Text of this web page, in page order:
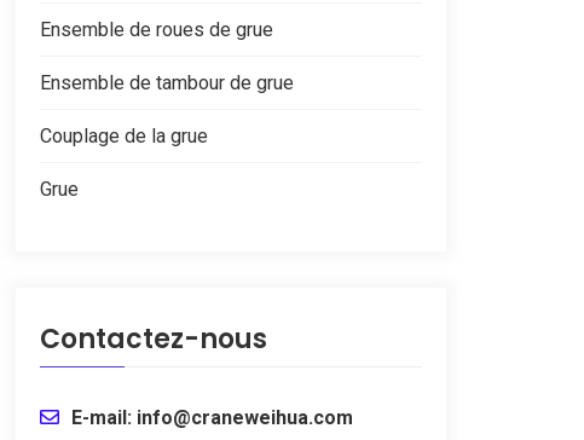
Ensemble de roues de grue
Ensemble de tambour de grue
Couplage de la grue
Grue
Contactez-nous
E-mail: info@craneweihua.com